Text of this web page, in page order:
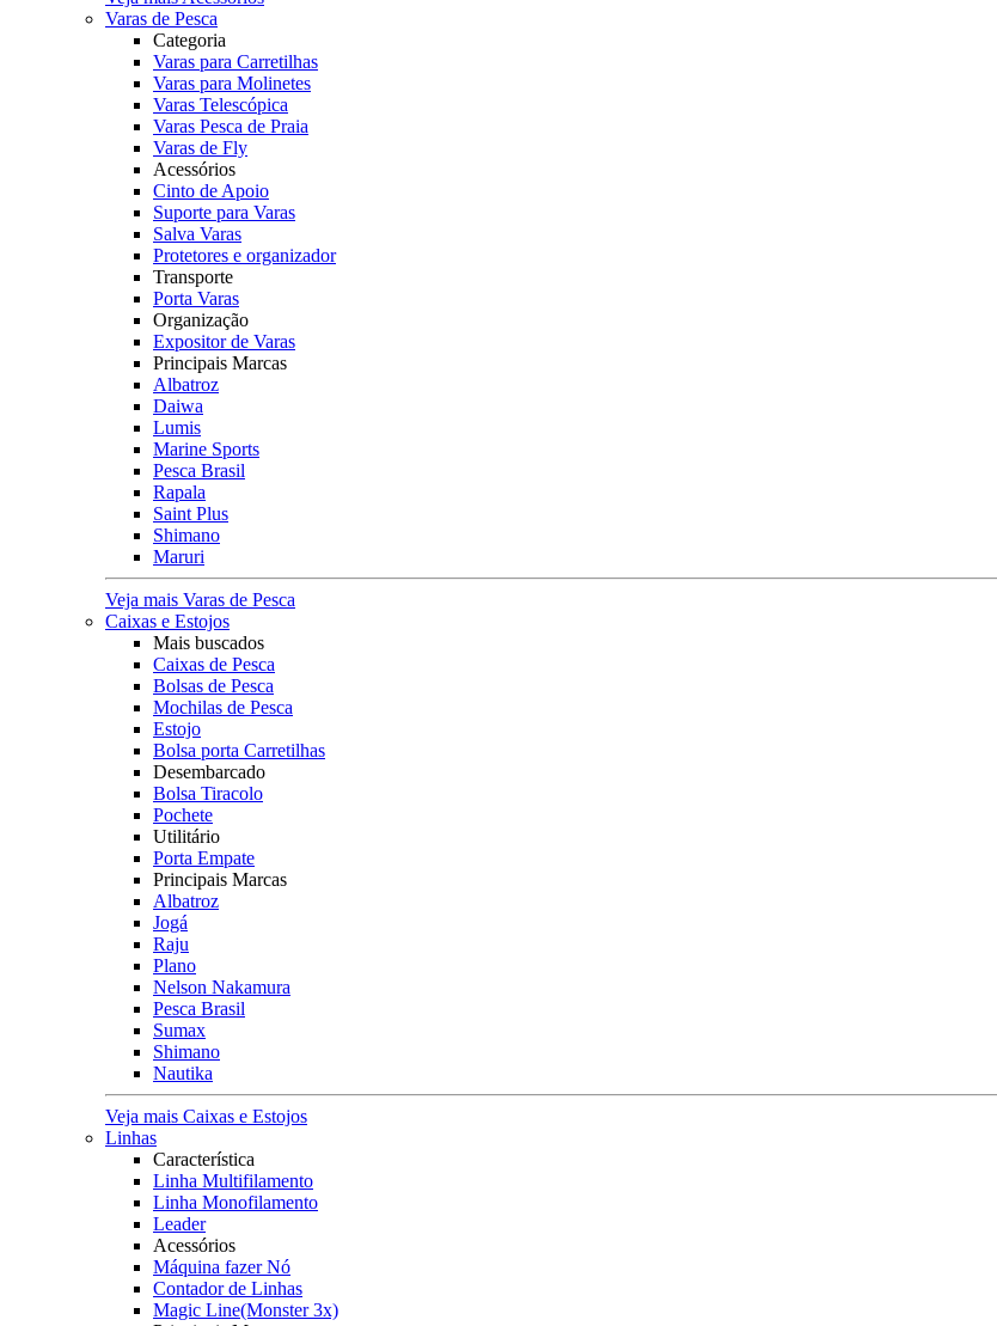
Varas de Pesca
Categoria
Varas para Carretilhas
Varas para Molinetes
Varas Telescópica
Varas Pesca de Praia
Varas de Fly
Acessórios
Cinto de Apoio
Suporte para Varas
Salva Varas
Protetores e organizador
Transporte
Porta Varas
Organização
Expositor de Varas
Principais Marcas
Albatroz
Daiwa
Lumis
Marine Sports
Pesca Brasil
Rapala
Saint Plus
Shimano
Maruri
Veja mais Varas de Pesca
Caixas e Estojos
Mais buscados
Caixas de Pesca
Bolsas de Pesca
Mochilas de Pesca
Estojo
Bolsa porta Carretilhas
Desembarcado
Bolsa Tiracolo
Pochete
Utilitário
Porta Empate
Principais Marcas
Albatroz
Jogá
Raju
Plano
Nelson Nakamura
Pesca Brasil
Sumax
Shimano
Nautika
Veja mais Caixas e Estojos
Linhas
Característica
Linha Multifilamento
Linha Monofilamento
Leader
Acessórios
Máquina fazer Nó
Contador de Linhas
Magic Line(Monster 3x)